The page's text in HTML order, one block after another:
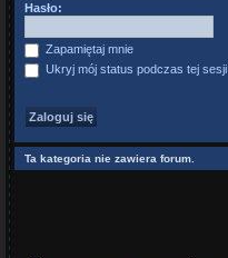
Hasło:
Zapamiętaj mnie
Ukryj mój status podczas tej sesji
Ta kategoria nie zawiera forum.